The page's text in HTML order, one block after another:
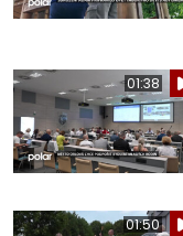
01:38
01:50